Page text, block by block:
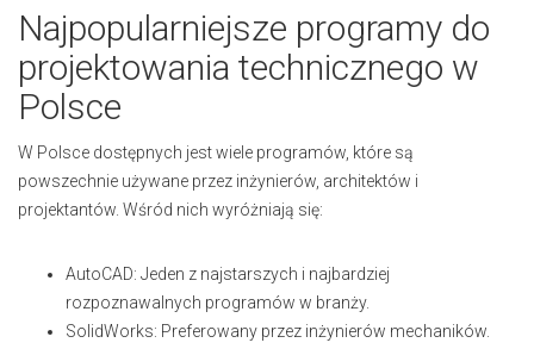
Najpopularniejsze programy do
projektowania technicznego w
Polsce
W Polsce dostępnych jest wiele programów, które są
powszechnie używane przez inżynierów, architektów i
projektantów. Wśród nich wyróżniają się:
AutoCAD: Jeden z najstarszych i najbardziej
rozpoznawalnych programów w branży.
SolidWorks: Preferowany przez inżynierów mechaników.